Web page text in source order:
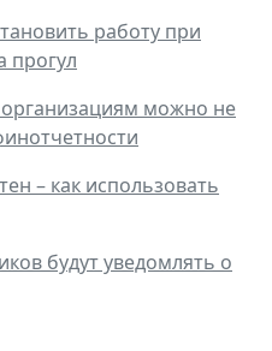
работу при
прогул
можно не
– как использовать
будут уведомлять о